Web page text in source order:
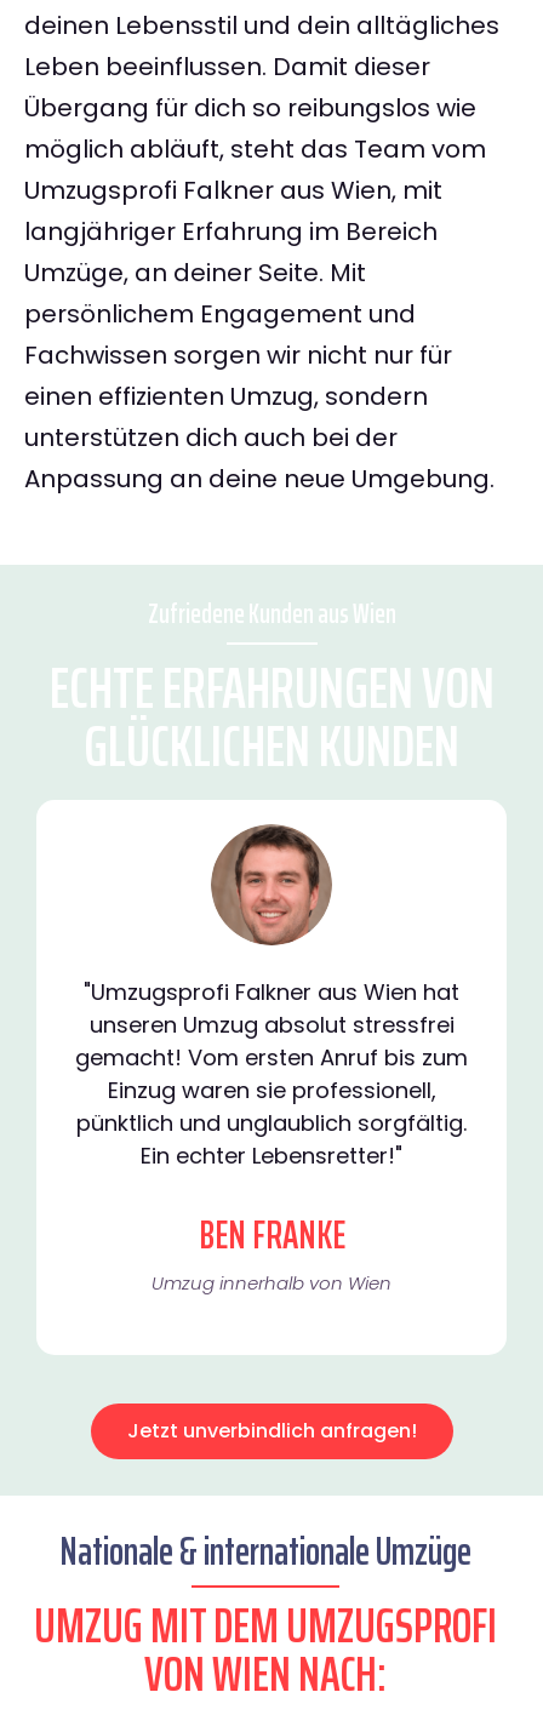
deinen Lebensstil und dein alltägliches
Leben beeinflussen. Damit dieser
Übergang für dich so reibungslos wie
möglich abläuft, steht das Team vom
Umzugsprofi Falkner aus Wien, mit
langjähriger Erfahrung im Bereich
Umzüge, an deiner Seite. Mit
persönlichem Engagement und
Fachwissen sorgen wir nicht nur für
einen effizienten Umzug, sondern
unterstützen dich auch bei der
Anpassung an deine neue Umgebung.
Zufriedene Kunden aus Wien
ECHTE ERFAHRUNGEN VON
GLÜCKLICHEN KUNDEN
"Umzugsprofi Falkner aus Wien hat
unseren Umzug absolut stressfrei
gemacht! Vom ersten Anruf bis zum
Einzug waren sie professionell,
pünktlich und unglaublich sorgfältig.
Ein echter Lebensretter!"
BEN FRANKE
Umzug innerhalb von Wien​
Jetzt unverbindlich anfragen!
Nationale & internationale Umzüge
UMZUG MIT DEM UMZUGSPROFI
VON WIEN NACH: